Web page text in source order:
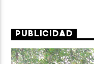
PUBLICIDAD